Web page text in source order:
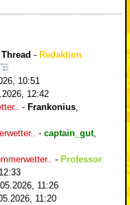
- Redaktion
10:51
12:42
- Frankonius
- captain_gut,
- Professor
11:26
11:20